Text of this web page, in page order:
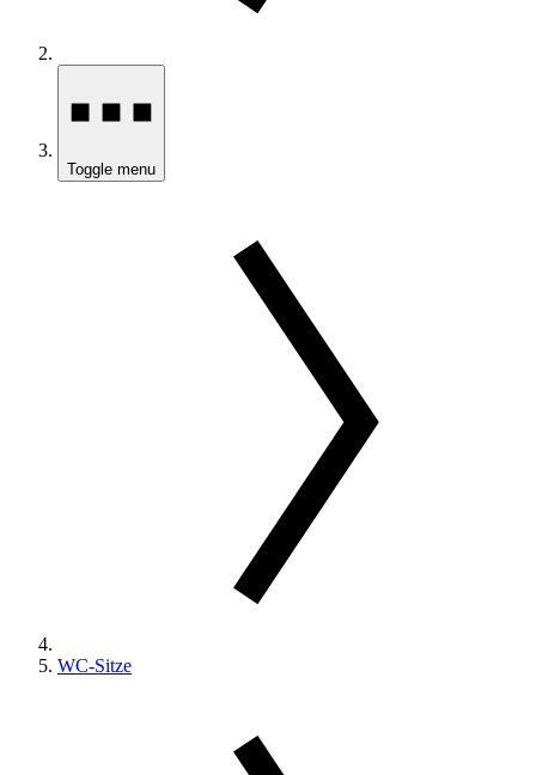
Toggle menu
WC-Sitze